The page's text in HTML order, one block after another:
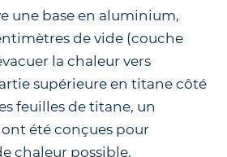
une base en aluminium,
de vide (couche
la chaleur vers
supérieure en titane côté
feuilles de titane, un
été conçues pour
chaleur possible.